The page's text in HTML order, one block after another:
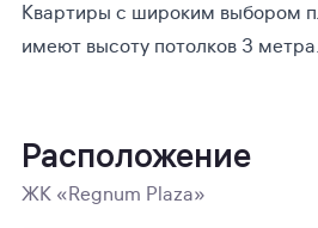
Квартиры с широким выбором
имеют высоту потолков 3 метра.
Расположение
ЖК «Regnum Plaza»